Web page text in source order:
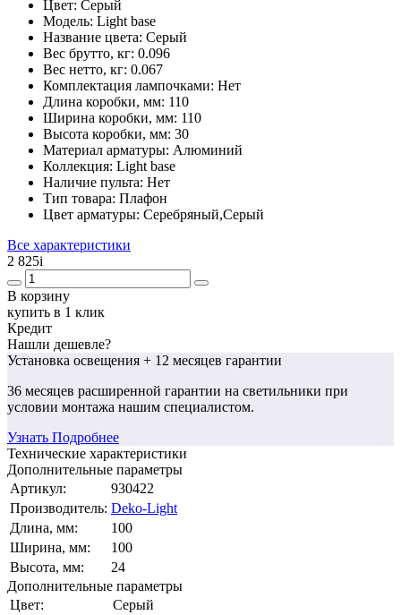
Цвет: Серый
Модель: Light base
Название цвета: Серый
Вес брутто, кг: 0.096
Вес нетто, кг: 0.067
Комплектация лампочками: Нет
Длина коробки, мм: 110
Ширина коробки, мм: 110
Высота коробки, мм: 30
Материал арматуры: Алюминий
Коллекция: Light base
Наличие пульта: Нет
Тип товара: Плафон
Цвет арматуры: Серебряный,Серый
Все характеристики
2 825i
В корзину
купить в 1 клик
Кредит
Нашли дешевле?
Установка освещения + 12 месяцев гарантии
36 месяцев расширенной гарантии на светильники при
условии монтажа нашим специалистом.
Узнать Подробнее
Технические характеристики
Дополнительные параметры
Артикул:
930422
Производитель: Deko-Light
Длина, мм:
100
Ширина, мм:
100
Высота, мм:
24
Дополнительные параметры
Цвет:
Серый